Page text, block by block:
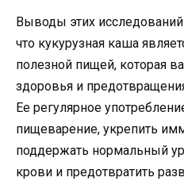
Выводы этих
что кукурузная каша
полезной пищей, которая
здоровья и
Ее регулярное
пищеварение, укрепить
поддержать нормальный
крови и предотвратить